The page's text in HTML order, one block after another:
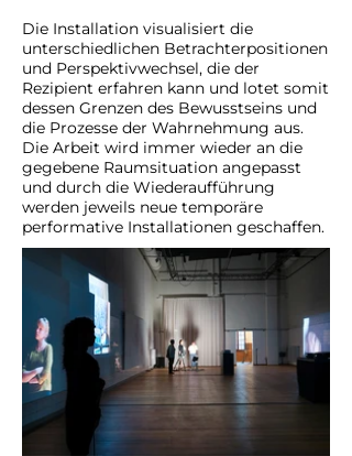
Die Installation visualisiert die
unterschiedlichen Betrachterpositionen
und Perspektivwechsel, die der
Rezipient erfahren kann und lotet somit
dessen Grenzen des Bewusstseins und
die Prozesse der Wahrnehmung aus.
Die Arbeit wird immer wieder an die
gegebene Raumsituation angepasst
und durch die Wiederaufführung
werden jeweils neue temporäre
performative Installationen geschaffen.